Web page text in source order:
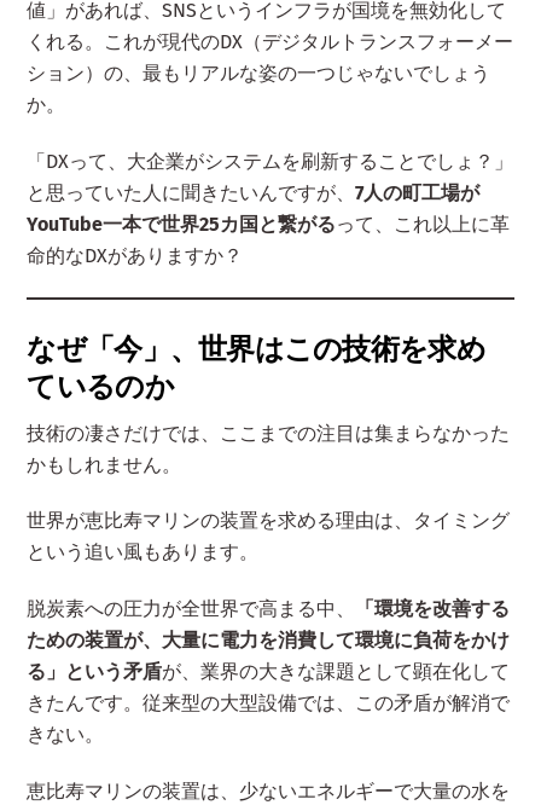
値」があれば、SNSというインフラが国境を無効化して
くれる。これが現代のDX（デジタルトランスフォーメー
ション）の、最もリアルな姿の一つじゃないでしょう
か。
「DXって、大企業がシステムを刷新することでしょ？」
と思っていた人に聞きたいんですが、7人の町工場が
YouTube一本で世界25カ国と繋がるって、これ以上に革
命的なDXがありますか？
なぜ「今」、世界はこの技術を求め
ているのか
技術の凄さだけでは、ここまでの注目は集まらなかった
かもしれません。
世界が恵比寿マリンの装置を求める理由は、タイミング
という追い風もあります。
脱炭素への圧力が全世界で高まる中、
「環境を改善する
ための装置が、大量に電力を消費して環境に負荷をかけ
る」という矛盾が、業界の大きな課題として顕在化して
きたんです。従来型の大型設備では、この矛盾が解消で
きない。
恵比寿マリンの装置は、少ないエネルギーで大量の水を